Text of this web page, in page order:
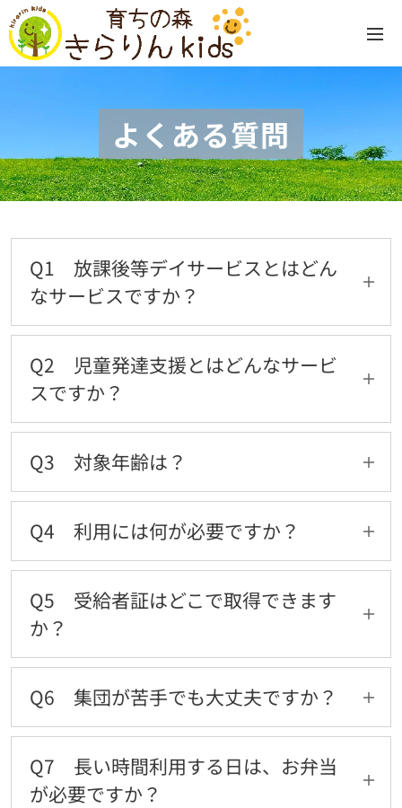
よくある質問
Q1 放課後等デイサービスとはどん
なサービスですか？
A1 学校の放課後や長期休みに、生活力や社会
性を育てる療育を行う福祉サービスです。こと
ば・遊び・活動・学習・コミュニケーションな
ど、様々な遊びや体験活動を通じて、・生きる
力・自立心・自尊心や主体性を育みます。お子
Q2 児童発達支援とはどんなサービ
スですか？
A2 未就学のお子さまを対象に、生活力や社会
性を育てる療育を行う福祉サービスです。こと
ば・遊び・活動・学習・コミュニケーションな
ど、様々な遊びや体験活動を通して、自尊心や
主体性を育みます。お子さま一人ひとりの発達
に合わせて支援します。
Q3 対象年齢は？
A3 児童発達支援は未就学、放課後等デイサー
ビスは小1〜高校3年生です。
Q4 利用には何が必要ですか？
A4 利用には受給者証が必要です。受給者証に
は利用できる日数や負担額などが記載されてい
ます。
Q5 受給者証はどこで取得できます
か？
A5 お住まいの市区町村の障害福祉課で発行さ
れます。必要に応じて取得の流れをお手伝いし
ます。
Q6 集団が苦手でも大丈夫ですか？
A6 大丈夫です。事前のヒアリングを行い、お
子さまが安心して過ごせる方法を一緒に考えま
す。
Q7 長い時間利用する日は、お弁当
が必要ですか？